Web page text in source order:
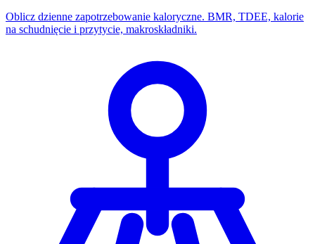
Oblicz dzienne zapotrzebowanie kaloryczne. BMR, TDEE, kalorie
na schudnięcie i przytycie, makroskładniki.